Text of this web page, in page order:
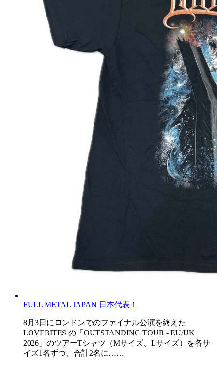
FULL METAL JAPAN 日本代表！
8月3日にロンドンでのファイナル公演を終えた
LOVEBITES の「OUTSTANDING TOUR - EU/UK
2026」のツアーTシャツ（Mサイズ、Lサイズ）を各サ
イズ1名ずつ、合計2名に……